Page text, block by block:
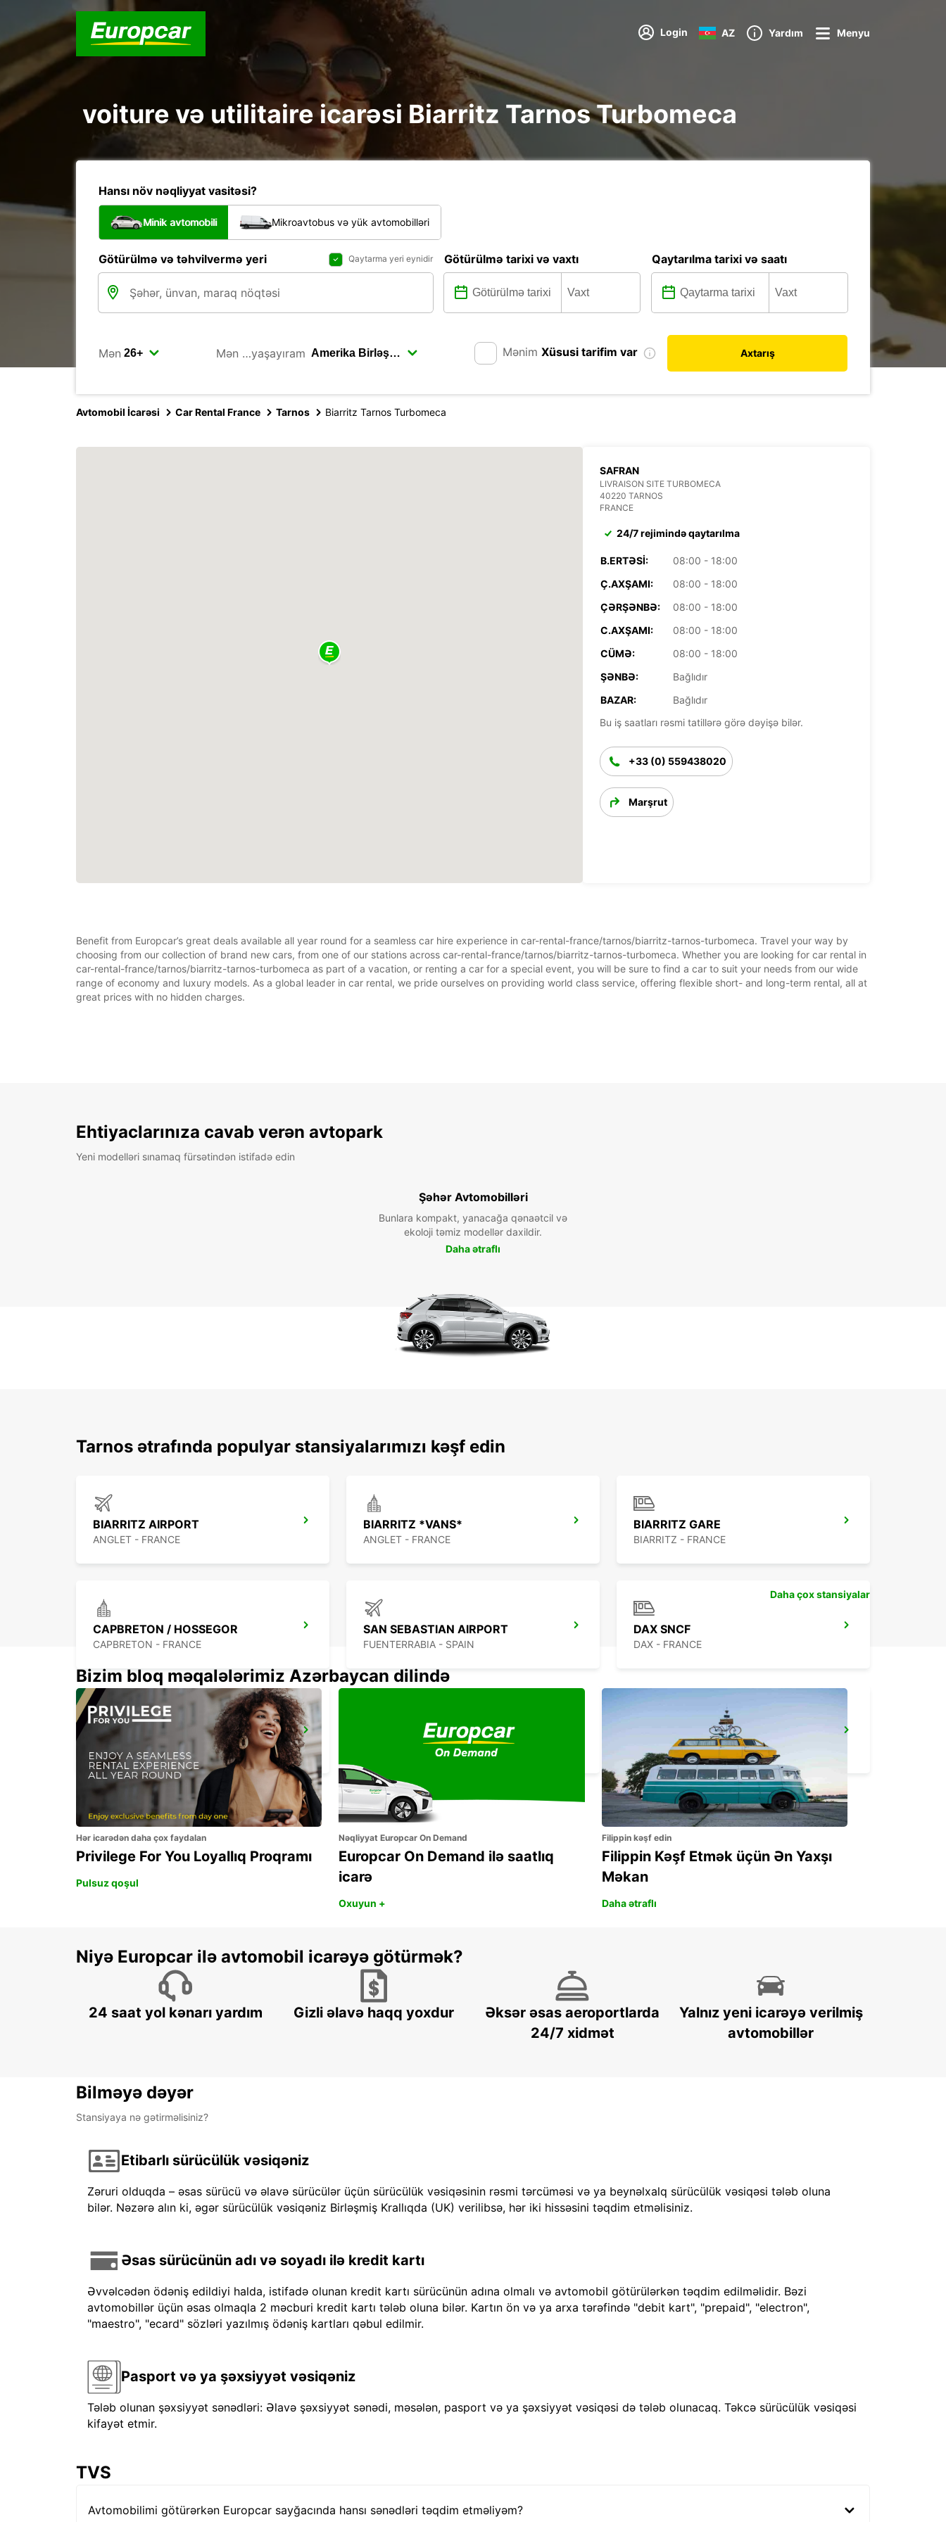
Login AZ Yardım Menyu
voiture və utilitaire icarəsi Biarritz Tarnos Turbomeca
Hansı növ nəqliyyat vasitəsi?
Minik avtomobili Mikroavtobus və yük avtomobilləri
Götürülmə və təhvilvermə yeri Qaytarma yeri eynidir Götürülmə tarixi və vaxtı Qaytarılma tarixi və saatı
Mən Mən …yaşayıram Mənim Xüsusi tarifim var Axtarış
Avtomobil İcarəsi Car Rental France Tarnos Biarritz Tarnos Turbomeca
SAFRAN
LIVRAISON SITE TURBOMECA
40220 TARNOS
FRANCE
24/7 rejimində qaytarılma
B.ERTƏSI:
08:00 - 18:00
Ç.AXŞAMI:
08:00 - 18:00
ÇƏRŞƏNBƏ:
08:00 - 18:00
C.AXŞAMI:
08:00 - 18:00
CÜMƏ:
08:00 - 18:00
ŞƏNBƏ:
Bağlıdır
BAZAR:
Bağlıdır
Bu iş saatları rəsmi tatillərə görə dəyişə bilər.
+33 (0) 559438020
Marşrut
Benefit from Europcar’s great deals available all year round for a seamless car hire experience in car-rental-france/tarnos/biarritz-tarnos-turbomeca. Travel your way by
choosing from our collection of brand new cars, from one of our stations across car-rental-france/tarnos/biarritz-tarnos-turbomeca. Whether you are looking for car rental in
car-rental-france/tarnos/biarritz-tarnos-turbomeca as part of a vacation, or renting a car for a special event, you will be sure to find a car to suit your needs from our wide
range of economy and luxury models. As a global leader in car rental, we pride ourselves on providing world class service, offering flexible short- and long-term rental, all at
great prices with no hidden charges.
Ehtiyaclarınıza cavab verən avtopark
Yeni modelləri sınamaq fürsətindən istifadə edin
Şəhər Avtomobilləri
Bunlara kompakt, yanacağa qənaətcil və
ekoloji təmiz modellər daxildir.
Daha ətraflı
Tarnos ətrafında populyar stansiyalarımızı kəşf edin
BIARRITZ AIRPORT
ANGLET - FRANCE
BIARRITZ *VANS*
ANGLET - FRANCE
BIARRITZ GARE
BIARRITZ - FRANCE
CAPBRETON / HOSSEGOR
CAPBRETON - FRANCE
SAN SEBASTIAN AIRPORT
FUENTERRABIA - SPAIN
DAX SNCF
DAX - FRANCE
DAX DT
DAX - FRANCE
SAN SEBASTIAN CENTRO CIUDAD
SAN SEBASTIAN - SPAIN
PAU MAULEON RELAIS
MAULEON - FRANCE
Daha çox stansiyalar
Bizim bloq məqalələrimiz Azərbaycan dilində
Hər icarədən daha çox faydalan
Privilege For You Loyallıq Proqramı
Pulsuz qoşul
Nəqliyyat Europcar On Demand
Europcar On Demand ilə saatlıq
icarə
Oxuyun +
Filippin kəşf edin
Filippin Kəşf Etmək üçün Ən Yaxşı
Məkan
Daha ətraflı
Niyə Europcar ilə avtomobil icarəyə götürmək?
24 saat yol kənarı yardım Gizli əlavə haqq yoxdur
Əksər əsas aeroportlarda
24/7 xidmət
Yalnız yeni icarəyə verilmiş
avtomobillər
Bilməyə dəyər
Stansiyaya nə gətirməlisiniz?
Etibarlı sürücülük vəsiqəniz
Zəruri olduqda – əsas sürücü və əlavə sürücülər üçün sürücülük vəsiqəsinin rəsmi tərcüməsi və ya beynəlxalq sürücülük vəsiqəsi tələb oluna
bilər. Nəzərə alın ki, əgər sürücülük vəsiqəniz Birləşmiş Krallıqda (UK) verilibsə, hər iki hissəsini təqdim etməlisiniz.
Əsas sürücünün adı və soyadı ilə kredit kartı
Əvvəlcədən ödəniş edildiyi halda, istifadə olunan kredit kartı sürücünün adına olmalı və avtomobil götürülərkən təqdim edilməlidir. Bəzi
avtomobillər üçün əsas olmaqla 2 məcburi kredit kartı tələb oluna bilər. Kartın ön və ya arxa tərəfində "debit kart", "prepaid", "electron",
"maestro", "ecard" sözləri yazılmış ödəniş kartları qəbul edilmir.
Pasport və ya şəxsiyyət vəsiqəniz
Tələb olunan şəxsiyyət sənədləri: Əlavə şəxsiyyət sənədi, məsələn, pasport və ya şəxsiyyət vəsiqəsi də tələb olunacaq. Təkcə sürücülük vəsiqəsi
kifayət etmir.
TVS
Avtomobilimi götürərkən Europcar sayğacında hansı sənədləri təqdim etməliyəm?